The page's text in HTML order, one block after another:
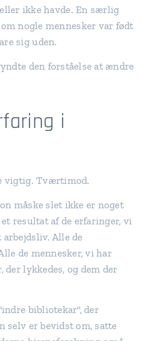
ikke havde. En særlig
nogle mennesker var født
sig uden.
den forståelse at ændre
i
vigtig. Tværtimod.
måske slet ikke er noget
resultat af de erfaringer, vi
Alle de
de mennesker, vi har
lykkedes, og dem der
bibliotekar", der
selv er bevidst om, satte